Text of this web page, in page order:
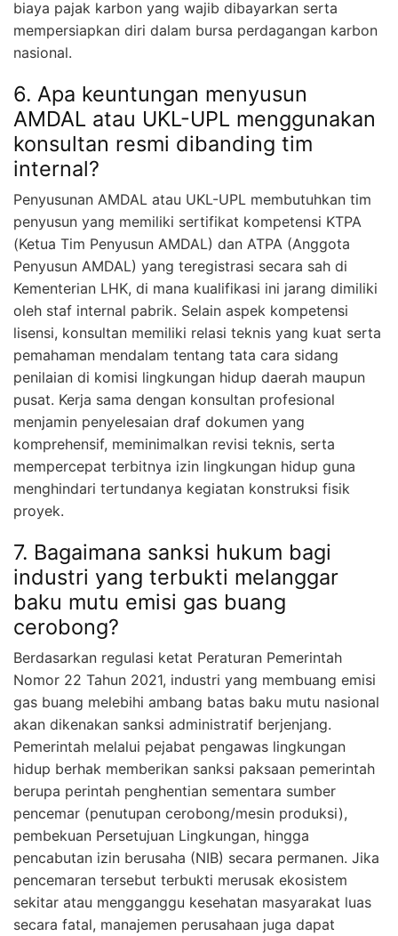
biaya pajak karbon yang wajib dibayarkan serta
mempersiapkan diri dalam bursa perdagangan karbon
nasional.
6. Apa keuntungan menyusun
AMDAL atau UKL-UPL menggunakan
konsultan resmi dibanding tim
internal?
Penyusunan AMDAL atau UKL-UPL membutuhkan tim
penyusun yang memiliki sertifikat kompetensi KTPA
(Ketua Tim Penyusun AMDAL) dan ATPA (Anggota
Penyusun AMDAL) yang teregistrasi secara sah di
Kementerian LHK, di mana kualifikasi ini jarang dimiliki
oleh staf internal pabrik. Selain aspek kompetensi
lisensi, konsultan memiliki relasi teknis yang kuat serta
pemahaman mendalam tentang tata cara sidang
penilaian di komisi lingkungan hidup daerah maupun
pusat. Kerja sama dengan konsultan profesional
menjamin penyelesaian draf dokumen yang
komprehensif, meminimalkan revisi teknis, serta
mempercepat terbitnya izin lingkungan hidup guna
menghindari tertundanya kegiatan konstruksi fisik
proyek.
7. Bagaimana sanksi hukum bagi
industri yang terbukti melanggar
baku mutu emisi gas buang
cerobong?
Berdasarkan regulasi ketat Peraturan Pemerintah
Nomor 22 Tahun 2021, industri yang membuang emisi
gas buang melebihi ambang batas baku mutu nasional
akan dikenakan sanksi administratif berjenjang.
Pemerintah melalui pejabat pengawas lingkungan
hidup berhak memberikan sanksi paksaan pemerintah
berupa perintah penghentian sementara sumber
pencemar (penutupan cerobong/mesin produksi),
pembekuan Persetujuan Lingkungan, hingga
pencabutan izin berusaha (NIB) secara permanen. Jika
pencemaran tersebut terbukti merusak ekosistem
sekitar atau mengganggu kesehatan masyarakat luas
secara fatal, manajemen perusahaan juga dapat